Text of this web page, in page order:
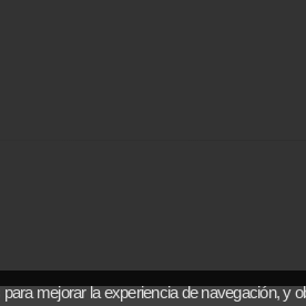
mejorar la experiencia de navegación, y